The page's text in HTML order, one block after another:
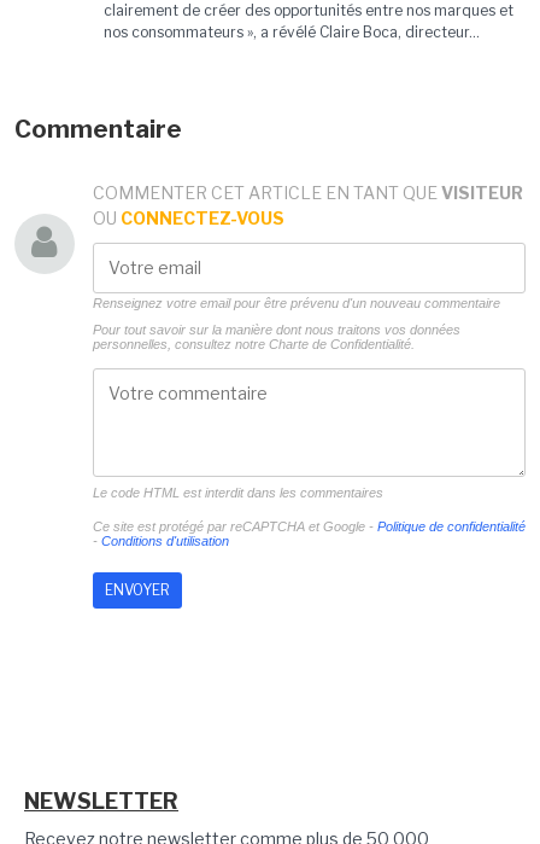
clairement de créer des opportunités entre nos marques et
nos consommateurs », a révélé Claire Boca, directeur...
Commentaire
COMMENTER CET ARTICLE EN TANT QUE VISITEUR
OU CONNECTEZ-VOUS
Renseignez votre email pour être prévenu d'un nouveau commentaire
Pour tout savoir sur la manière dont nous traitons vos données
personnelles, consultez notre Charte de Confidentialité.
Le code HTML est interdit dans les commentaires
Ce site est protégé par reCAPTCHA et Google - Politique de confidentialité
- Conditions d'utilisation
NEWSLETTER
Recevez notre newsletter comme plus de 50 000